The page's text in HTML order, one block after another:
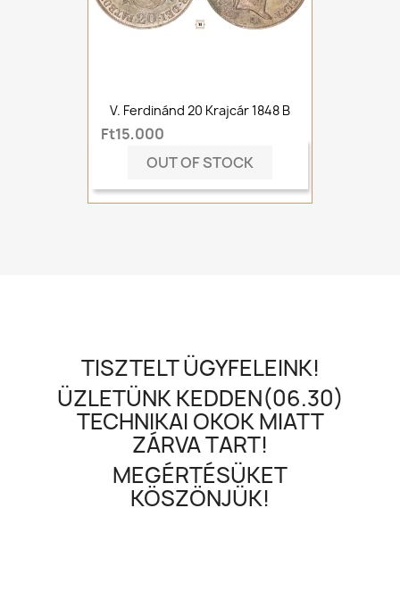
V. Ferdinánd 20 Krajcár 1848 B
Ft15,000
OUT OF STOCK
TISZTELT ÜGYFELEINK!
ÜZLETÜNK KEDDEN(06.30)
TECHNIKAI OKOK MIATT
ZÁRVA TART!
MEGÉRTÉSÜKET
KÖSZÖNJÜK!